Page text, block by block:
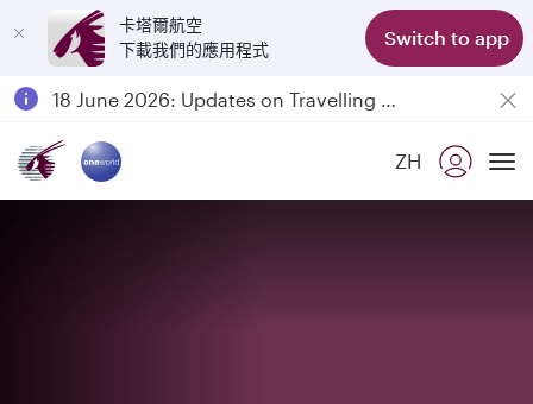
卡塔爾航空
下載我們的應用程式
Switch to app
Passengers flying between Doha and Auckland on QR914 and QR915
18 June 2026: Updates on Travelling with Power Banks
ZH